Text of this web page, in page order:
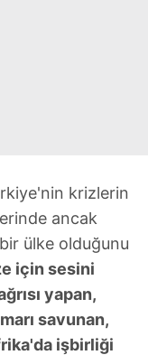
krizlerin
ancak
ülke olduğunu
için sesini
yapan,
savunan,
işbirliği